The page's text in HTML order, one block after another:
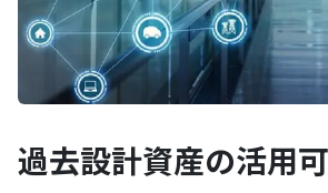
過去設計資産の活用